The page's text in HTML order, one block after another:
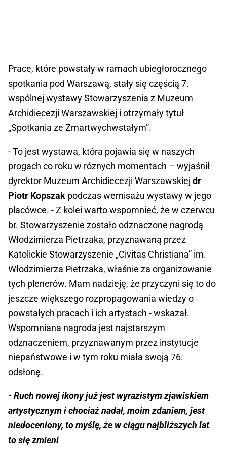
Prace, które powstały w ramach ubiegłorocznego
spotkania pod Warszawą, stały się częścią 7.
wspólnej wystawy Stowarzyszenia z Muzeum
Archidiecezji Warszawskiej i otrzymały tytuł
„Spotkania ze Zmartwychwstałym”.
- To jest wystawa, która pojawia się w naszych
progach co roku w różnych momentach – wyjaśnił
dyrektor Muzeum Archidiecezji Warszawskiej dr
Piotr Kopszak podczas wernisażu wystawy w jego
placówce. - Z kolei warto wspomnieć, że w czerwcu
br. Stowarzyszenie zostało odznaczone nagrodą
Włodzimierza Pietrzaka, przyznawaną przez
Katolickie Stowarzyszenie „Civitas Christiana” im.
Włodzimierza Pietrzaka, właśnie za organizowanie
tych plenerów. Mam nadzieję, że przyczyni się to do
jeszcze większego rozpropagowania wiedzy o
powstałych pracach i ich artystach - wskazał.
Wspomniana nagroda jest najstarszym
odznaczeniem, przyznawanym przez instytucje
niepaństwowe i w tym roku miała swoją 76.
odsłonę.
- Ruch nowej ikony już jest wyrazistym zjawiskiem
artystycznym i chociaż nadal, moim zdaniem, jest
niedoceniony, to myślę, że w ciągu najbliższych lat
to się zmieni